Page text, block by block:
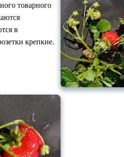
товарного
в
крепкие.